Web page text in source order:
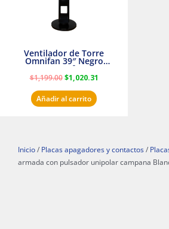
Ventilador de Torre
Omnifan 39″ Negro
Masterfan
$1,199.00 $1,020.31
Añadir al carrito
Inicio / Placas apagadores y contactos /
armada con pulsador unipolar campana